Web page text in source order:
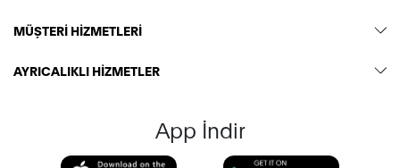
MÜŞTERİ HİZMETLERİ
AYRICALIKLI HİZMETLER
App İndir